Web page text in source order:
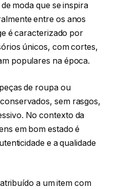
moda que se inspira
entre os anos
é caracterizado por
únicos, com cortes,
populares na época.
de roupa ou
sem rasgos,
No contexto da
em bom estado é
e a qualidade
a um item com